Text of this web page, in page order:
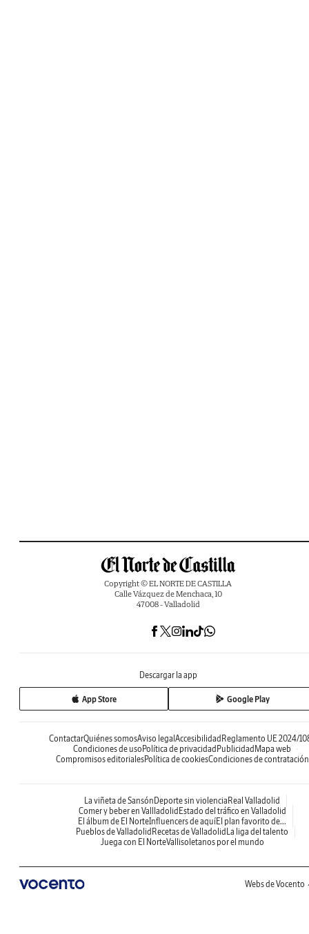
Copyright © EL NORTE DE CASTILLA
Calle Vázquez de Menchaca, 10
47008 - Valladolid
Descargar la app
App Store Google Play
ContactarQuiénes somosAviso legal Accesibilidad Reglamento UE 2024/
Condiciones de uso Política de privacidad Publicidad Mapa web
Compromisos editorialesPolítica de cookiesCondiciones de contratación
La viñeta de Sansón Deporte sin violencia Real Valladolid
Comer y beber en Vallladolid Estado del tráfico en Valladolid
El álbum de El NorteInfluencers de aquíEl plan favorito de...
Pueblos de Valladolid Recetas de Valladolid La liga del talento
Juega con El NorteVallisoletanos por el mundo
Webs de Vocento